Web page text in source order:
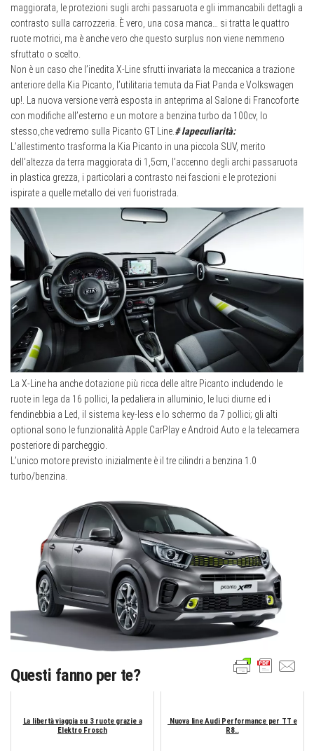
maggiorata, le protezioni sugli archi passaruota e gli immancabili dettagli a
contrasto sulla carrozzeria. È vero, una cosa manca… si tratta le quattro
ruote motrici, ma è anche vero che questo surplus non viene nemmeno
sfruttato o scelto.
Non è un caso che l’inedita X-Line sfrutti invariata la meccanica a trazione
anteriore della Kia Picanto, l’utilitaria temuta da Fiat Panda e Volkswagen
up!. La nuova versione verrà esposta in anteprima al Salone di Francoforte
con modifiche all’esterno e un motore a benzina turbo da 100cv, lo
stesso,che vedremo sulla Picanto GT Line. # lapeculiarità:
L’allestimento trasforma la Kia Picanto in una piccola SUV, merito
dell’altezza da terra maggiorata di 1,5cm, l’accenno degli archi passaruota
in plastica grezza, i particolari a contrasto nei fascioni e le protezioni
ispirate a quelle metallo dei veri fuoristrada.
La X-Line ha anche dotazione più ricca delle altre Picanto includendo le
ruote in lega da 16 pollici, la pedaliera in alluminio, le luci diurne ed i
fendinebbia a Led, il sistema key-less e lo schermo da 7 pollici; gli alti
optional sono le funzionalità Apple CarPlay e Android Auto e la telecamera
posteriore di parcheggio.
L’unico motore previsto inizialmente è il tre cilindri a benzina 1.0
turbo/benzina.
Questi fanno per te?
La libertà viaggia su 3 ruote grazie a
Elektro Frosch
​​ Nuova line Audi Performance per TT e
R8..